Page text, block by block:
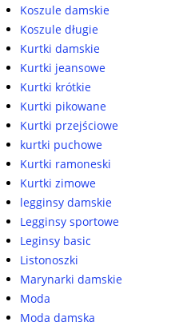
Koszule damskie
Koszule długie
Kurtki damskie
Kurtki jeansowe
Kurtki krótkie
Kurtki pikowane
Kurtki przejściowe
kurtki puchowe
Kurtki ramoneski
Kurtki zimowe
legginsy damskie
Legginsy sportowe
Leginsy basic
Listonoszki
Marynarki damskie
Moda
Moda damska